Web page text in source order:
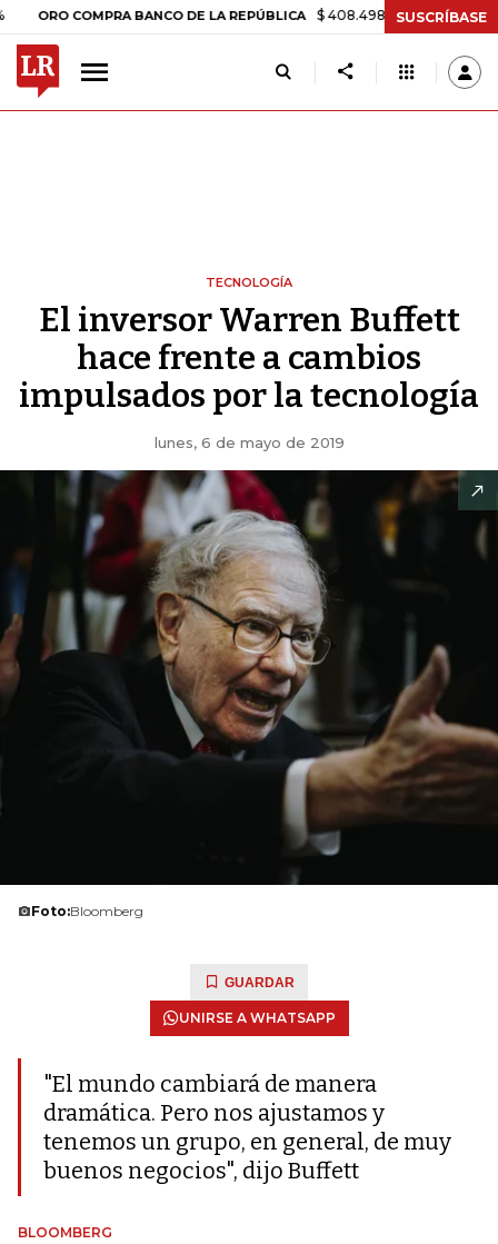
COMPRA BANCO DE LA REPÚBLICA $ 408.498,97 +$ 8.753,81 +2,19%
SUSCRÍBASE
TECNOLOGÍA
El inversor Warren Buffett
hace frente a cambios
impulsados por la tecnología
lunes, 6 de mayo de 2019
Foto:Bloomberg
GUARDAR
UNIRSE A WHATSAPP
"El mundo cambiará de manera
dramática. Pero nos ajustamos y
tenemos un grupo, en general, de muy
buenos negocios", dijo Buffett
BLOOMBERG